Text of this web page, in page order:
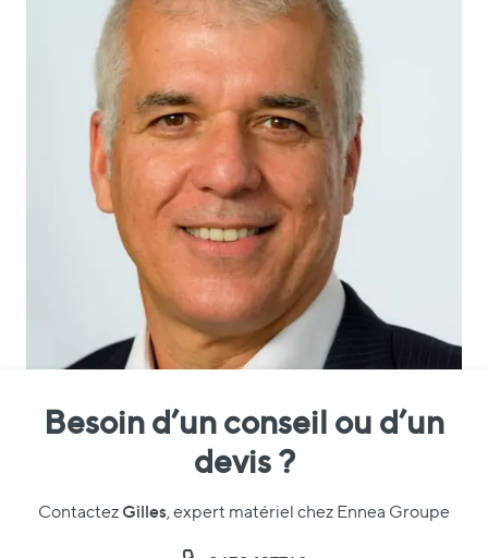
Besoin d’un conseil ou d’un
devis ?
Contactez Gilles, expert matériel chez Ennea Groupe